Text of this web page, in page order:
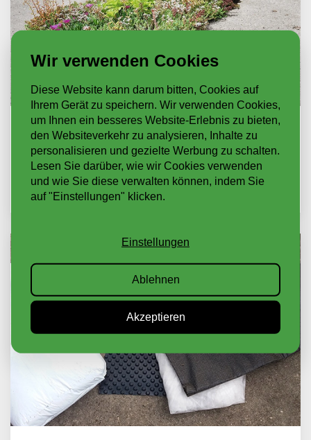
KOMPONENTEN
WEITER LESEN
Wir verwenden Cookies
Diese Website kann darum bitten, Cookies auf
Ihrem Gerät zu speichern. Wir verwenden Cookies,
um Ihnen ein besseres Website-Erlebnis zu bieten,
den Websiteverkehr zu analysieren, Inhalte zu
personalisieren und gezielte Werbung zu schalten.
Lesen Sie darüber, wie wir Cookies verwenden
und wie Sie diese verwalten können, indem Sie
auf "Einstellungen" klicken.
Einstellungen
Ablehnen
Akzeptieren